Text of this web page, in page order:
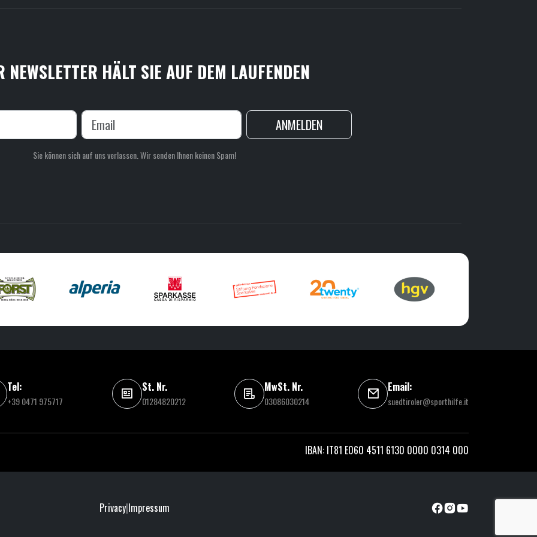
NEWSLETTER HÄLT SIE AUF DEM LAUFENDEN
ANMELDEN
Sie können sich auf uns verlassen. Wir senden Ihnen keinen Spam!
Tel:
+39 0471 975717
St. Nr.
01284820212
MwSt. Nr.
03086030214
Email:
suedtiroler@sporthilfe.it
IBAN: IT81 E060 4511 6130 0000 0314 000
Privacy|Impressum